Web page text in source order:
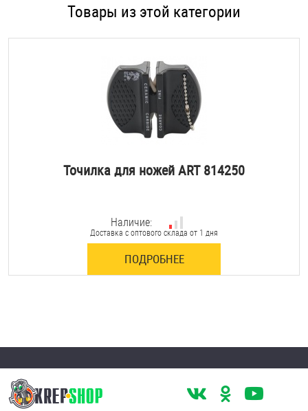
Товары из этой категории
Точилка для ножей ART 814250
Наличие:
Доставка с оптового склада от 1 дня
ПОДРОБНЕЕ